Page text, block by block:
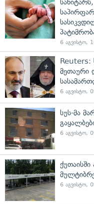
6 აგვისტო,
Reuters:
მეთაური
6 აგვისტო,
სუს-მა
6 აგვისტო,
6 აგვისტო,